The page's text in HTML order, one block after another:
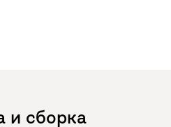
и сборка